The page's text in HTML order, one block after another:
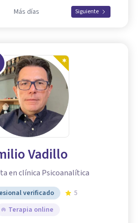
Más días Siguiente
Vadillo
en clínica Psicoanalítica
verificado
5
Terapia online